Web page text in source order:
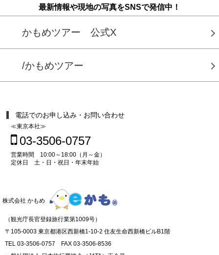
最新情報や現地の写真をSNSで発信中！
かもめツアー 公式X
/かもめツアー
電話でのお申し込み・お問い合わせ
≪東京本社≫
03-3506-0757
営業時間 10:00～18:00（月～金）
定休日 土・日・祝日・年末年始
株式会社 かもめ
（観光庁長官登録旅行業第1009号）
〒105-0003 東京都港区西新橋1-10-2 住友生命西新橋ビルB1階
TEL 03-3506-0757 FAX 03-3506-8536